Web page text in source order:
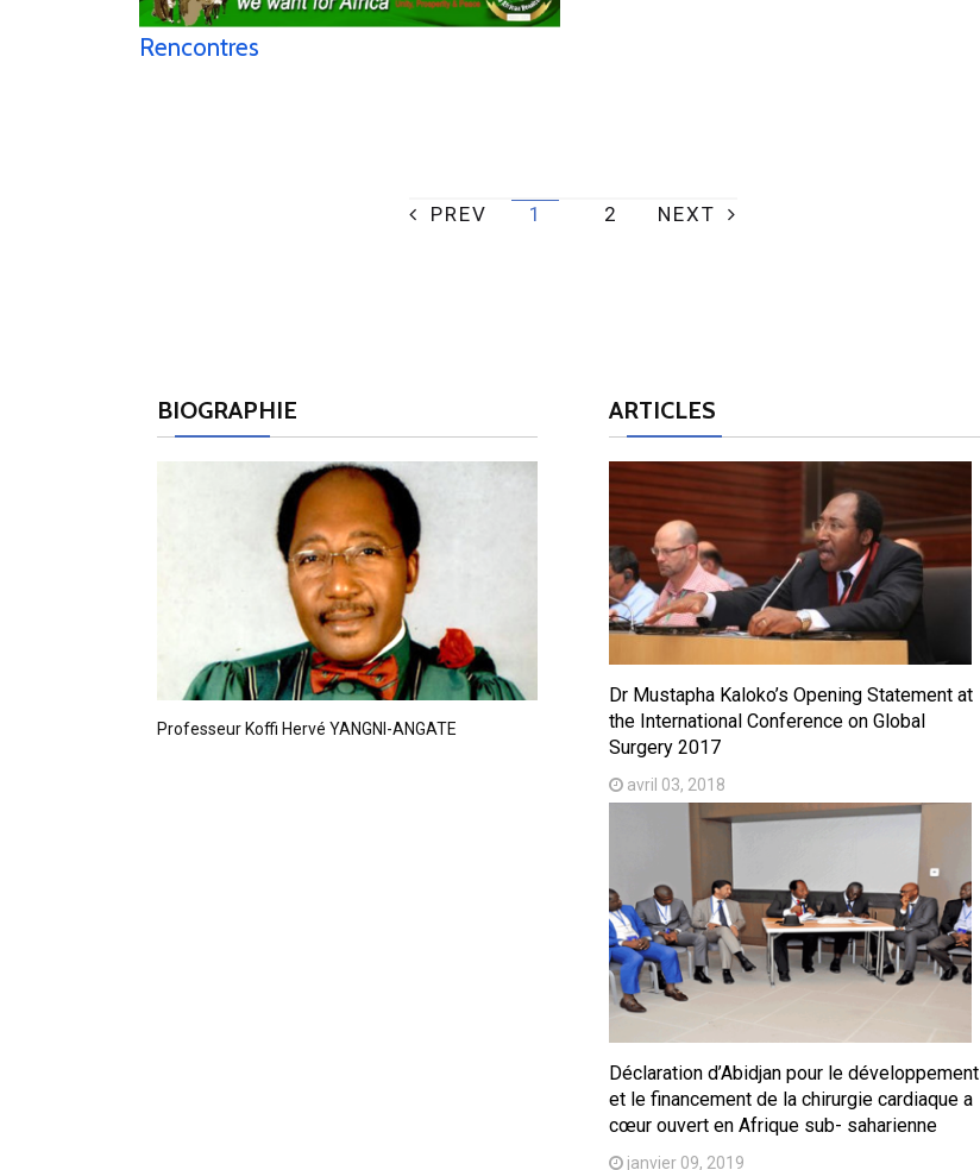
Rencontres
PREV 1 2 NEXT
BIOGRAPHIE
Professeur Koffi Hervé YANGNI-ANGATE
ARTICLES
Dr Mustapha Kaloko’s Opening Statement at
the International Conference on Global
Surgery 2017
avril 03, 2018
Déclaration d’Abidjan pour le développement
et le financement de la chirurgie cardiaque a
cœur ouvert en Afrique sub- saharienne
janvier 09, 2019